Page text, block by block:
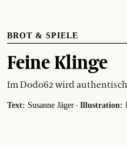
BROT & SPIELE
Feine Klinge
Im Dodo62 wird
Text: Susanne Jäger · Illustration: